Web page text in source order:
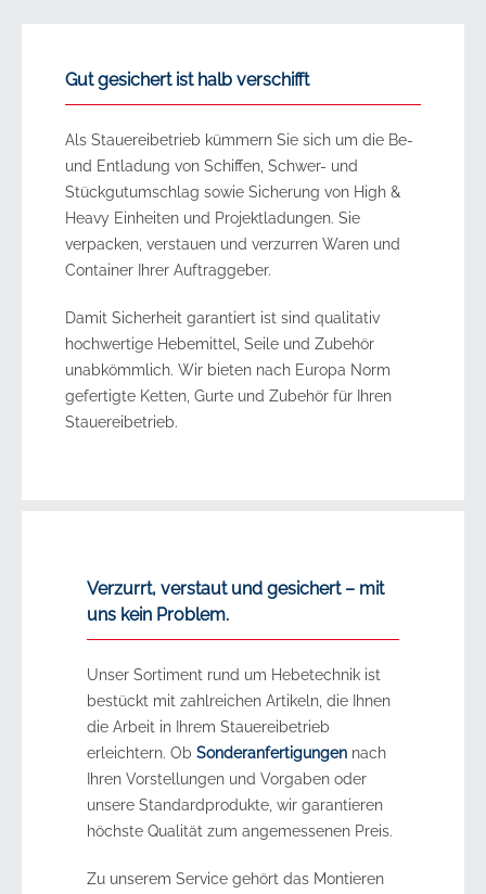
Gut gesichert ist halb verschifft
Als Stauereibetrieb kümmern Sie sich um die Be-
und Entladung von Schiffen, Schwer- und
Stückgutumschlag sowie Sicherung von High &
Heavy Einheiten und Projektladungen. Sie
verpacken, verstauen und verzurren Waren und
Container Ihrer Auftraggeber.
Damit Sicherheit garantiert ist sind qualitativ
hochwertige Hebemittel, Seile und Zubehör
unabkömmlich. Wir bieten nach Europa Norm
gefertigte Ketten, Gurte und Zubehör für Ihren
Stauereibetrieb.
Verzurrt, verstaut und gesichert – mit
uns kein Problem.
Unser Sortiment rund um Hebetechnik ist
bestückt mit zahlreichen Artikeln, die Ihnen
die Arbeit in Ihrem Stauereibetrieb
erleichtern. Ob Sonderanfertigungen nach
Ihren Vorstellungen und Vorgaben oder
unsere Standardprodukte, wir garantieren
höchste Qualität zum angemessenen Preis.
Zu unserem Service gehört das Montieren